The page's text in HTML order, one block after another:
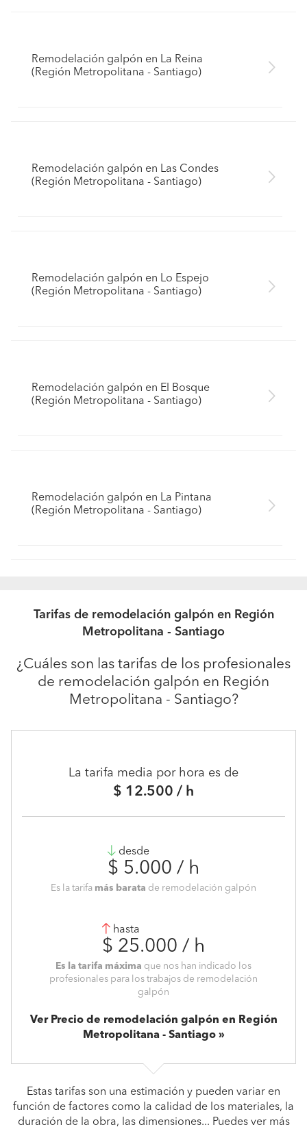
Remodelación galpón en La Reina
(Región Metropolitana - Santiago)
Remodelación galpón en Las Condes
(Región Metropolitana - Santiago)
Remodelación galpón en Lo Espejo
(Región Metropolitana - Santiago)
Remodelación galpón en El Bosque
(Región Metropolitana - Santiago)
Remodelación galpón en La Pintana
(Región Metropolitana - Santiago)
Tarifas de remodelación galpón en Región
Metropolitana - Santiago
¿Cuáles son las tarifas de los profesionales
de remodelación galpón en Región
Metropolitana - Santiago?
La tarifa media por hora es de
$ 12.500 / h
desde
$ 5.000 / h
Es la tarifa más barata de remodelación galpón
hasta
$ 25.000 / h
Es la tarifa máxima que nos han indicado los
profesionales para los trabajos de remodelación
galpón
Ver Precio de remodelación galpón en Región
Metropolitana - Santiago
Estas tarifas son una estimación y pueden variar en
función de factores como la calidad de los materiales, la
duración de la obra, las dimensiones... Puedes ver más